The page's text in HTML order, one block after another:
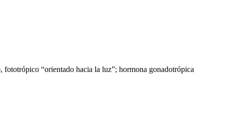
“orientado hacia la luz”; hormona gonadotrópica